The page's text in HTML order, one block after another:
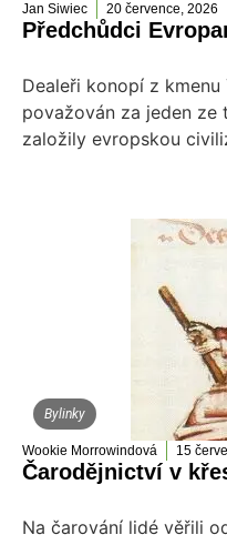
Jan Siwiec 20 července, 2026
Předchůdci
Dealeři konopí z kmenu
považován za jeden
založily evropskou
Bylinky
Wookie Morrowindová 15
Čarodějnictví v
Na čarování lidé věřili